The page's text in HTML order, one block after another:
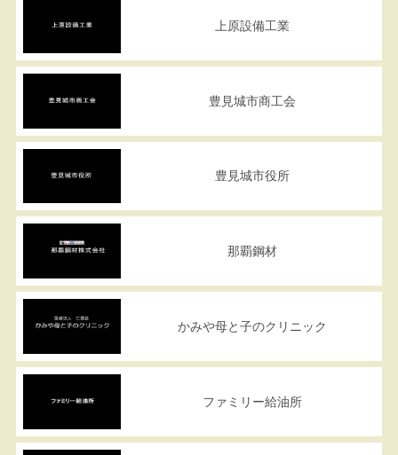
上原設備工業
豊見城市商工会
豊見城市役所
那覇鋼材
かみや母と子のクリニック
ファミリー給油所